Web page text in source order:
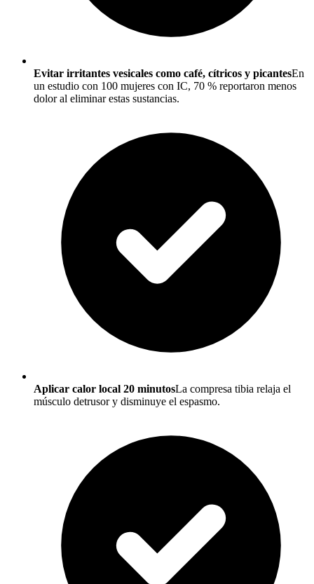
Evitar irritantes vesicales como café, cítricos y picantesEn
un estudio con 100 mujeres con IC, 70 % reportaron menos
dolor al eliminar estas sustancias.
Aplicar calor local 20 minutosLa compresa tibia relaja el
músculo detrusor y disminuye el espasmo.